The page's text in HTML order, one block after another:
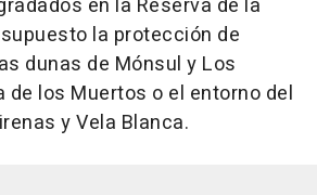
en la Reserva de la
la protección de
dunas de Mónsul y Los
de los Muertos o el entorno del
y Vela Blanca.